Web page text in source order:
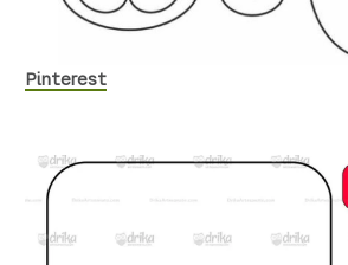
Pinterest